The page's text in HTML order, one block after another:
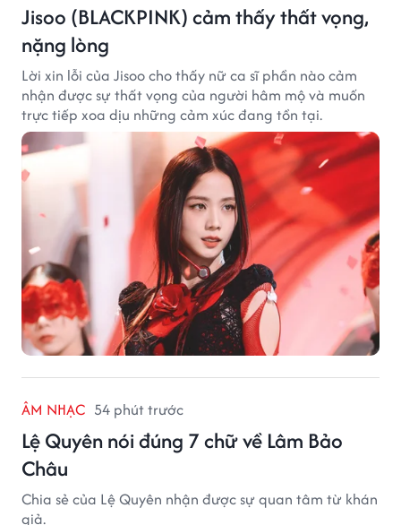
Jisoo (BLACKPINK) cảm thấy thất vọng,
nặng lòng
Lời xin lỗi của Jisoo cho thấy nữ ca sĩ phần nào cảm
nhận được sự thất vọng của người hâm mộ và muốn
trực tiếp xoa dịu những cảm xúc đang tồn tại.
ÂM NHẠC 54 phút trước
Lệ Quyên nói đúng 7 chữ về Lâm Bảo
Châu
Chia sẻ của Lệ Quyên nhận được sự quan tâm từ khán
giả.